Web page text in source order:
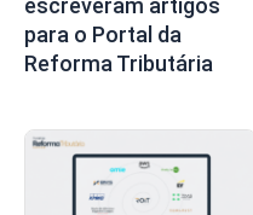
para o Portal da
Reforma Tributária